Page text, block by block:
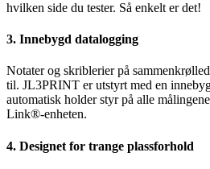
hvilken side du tester. Så enkelt er det!
3. Innebygd datalogging
Notater og skriblerier på
til. JL3PRINT er utstyrt med en
automatisk holder styr på alle
Link®-enheten.
4. Designet for trange plassforhold